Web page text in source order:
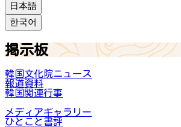
日本語
한국어
掲示板
韓国文化院ニュース
報道資料
韓国関連行事
メディアギャラリー
ひとこと書評